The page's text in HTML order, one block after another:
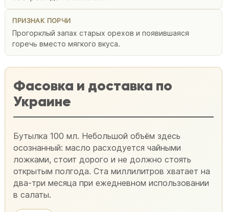
ПРИЗНАК ПОРЧИ
Прогорклый запах старых орехов и появившаяся
горечь вместо мягкого вкуса.
Фасовка и доставка по
Украине
Бутылка 100 мл. Небольшой объём здесь
осознанный: масло расходуется чайными
ложками, стоит дорого и не должно стоять
открытым полгода. Ста миллилитров хватает на
два-три месяца при ежедневном использовании
в салаты.